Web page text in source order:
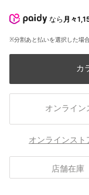
なら 月々
※分割あと払いを選択した場
カ
オンライン
オンラインスト
店舗在庫